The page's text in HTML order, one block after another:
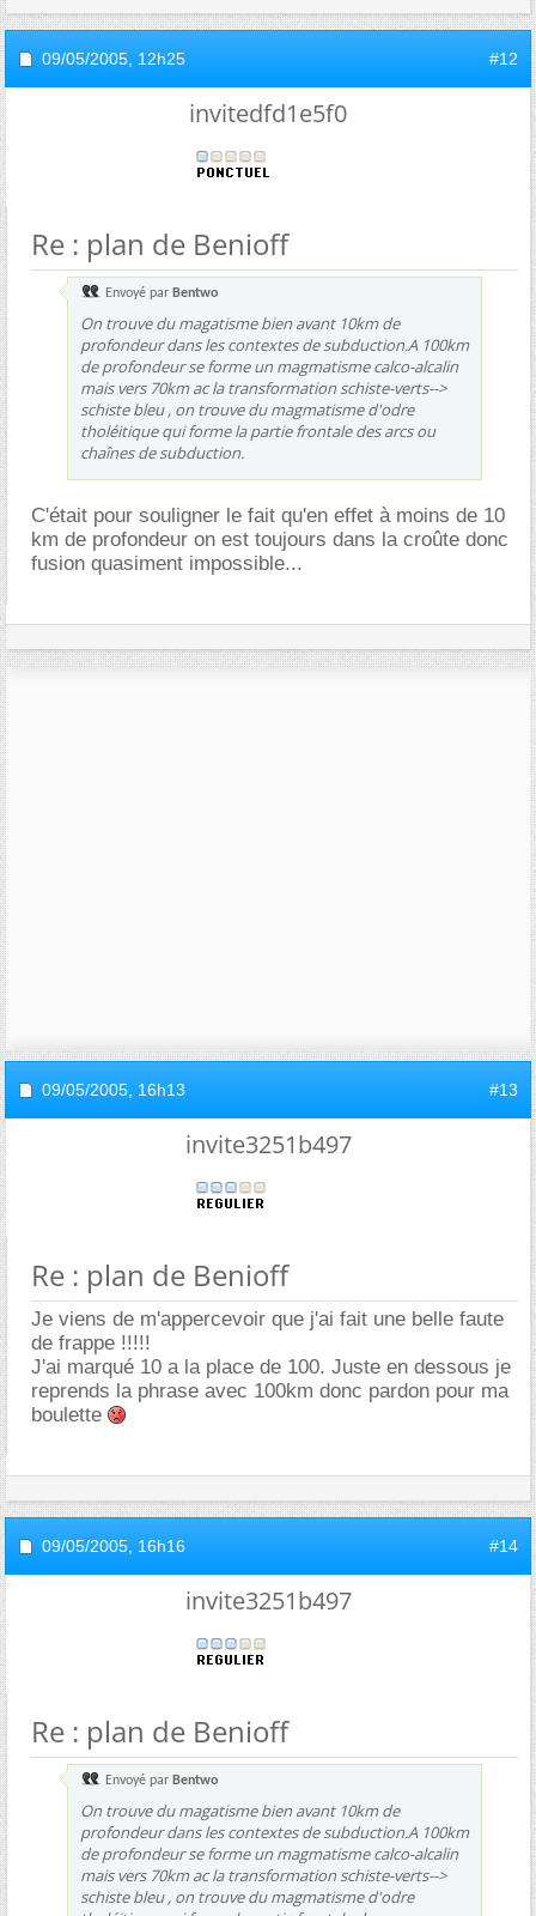
09/05/2005, 12h25 #12
invitedfd1e5f0
Re : plan de Benioff
Envoyé par Bentwo
On trouve du magatisme bien avant 10km de
profondeur dans les contextes de subduction.A 100km
de profondeur se forme un magmatisme calco-alcalin
mais vers 70km ac la transformation schiste-verts-->
schiste bleu , on trouve du magmatisme d'odre
tholéitique qui forme la partie frontale des arcs ou
chaînes de subduction.
C'était pour souligner le fait qu'en effet à moins de 10
km de profondeur on est toujours dans la croûte donc
fusion quasiment impossible...
09/05/2005, 16h13 #13
invite3251b497
Re : plan de Benioff
Je viens de m'appercevoir que j'ai fait une belle faute
de frappe !!!!!
J'ai marqué 10 a la place de 100. Juste en dessous je
reprends la phrase avec 100km donc pardon pour ma
boulette
09/05/2005, 16h16 #14
invite3251b497
Re : plan de Benioff
Envoyé par Bentwo
On trouve du magatisme bien avant 10km de
profondeur dans les contextes de subduction.A 100km
de profondeur se forme un magmatisme calco-alcalin
mais vers 70km ac la transformation schiste-verts-->
schiste bleu , on trouve du magmatisme d'odre